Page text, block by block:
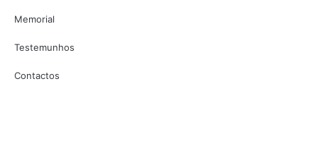
Memorial
Testemunhos
Contactos